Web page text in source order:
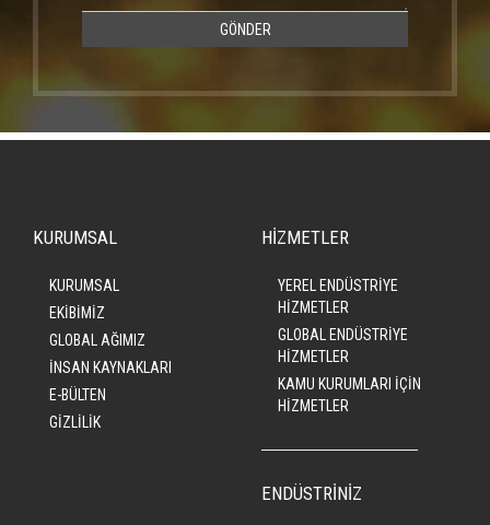
GÖNDER
KURUMSAL
KURUMSAL
EKİBİMİZ
GLOBAL AĞIMIZ
İNSAN KAYNAKLARI
E-BÜLTEN
GİZLİLİK
HİZMETLER
YEREL ENDÜSTRİYE
HİZMETLER
GLOBAL ENDÜSTRİYE
HİZMETLER
KAMU KURUMLARI İÇİN
HİZMETLER
ENDÜSTRİNİZ